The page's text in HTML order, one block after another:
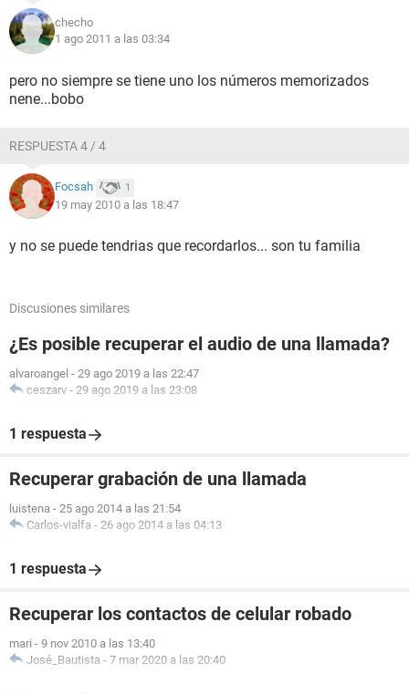
checho
1 ago 2011 a las 03:34
pero no siempre se tiene uno los números memorizados
nene...bobo
RESPUESTA 4 / 4
Focsah 1
19 may 2010 a las 18:47
y no se puede tendrias que recordarlos... son tu familia
Discusiones similares
¿Es posible recuperar el audio de una llamada?
alvaroangel - 29 ago 2019 a las 22:47
ceszarv - 29 ago 2019 a las 23:08
1 respuesta
Recuperar grabación de una llamada
luistena - 25 ago 2014 a las 21:54
Carlos-vialfa - 26 ago 2014 a las 04:13
1 respuesta
Recuperar los contactos de celular robado
mari - 9 nov 2010 a las 13:40
José_Bautista - 7 mar 2020 a las 20:40